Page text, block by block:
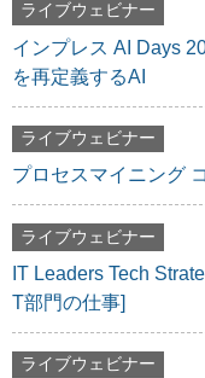
ライブウェビナー
インプレス AI Days
を再定義するAI
ライブウェビナー
プロセスマイニング
ライブウェビナー
IT Leaders Tech
T部門の仕事]
ライブウェビナー